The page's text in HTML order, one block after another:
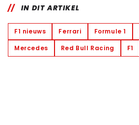
IN DIT ARTIKEL
F1 nieuws Ferrari Formule 1
Mercedes
Red Bull Racing F1